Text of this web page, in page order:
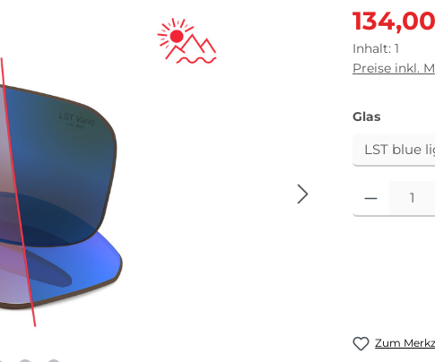
Verkaufspreis:
Inhalt: 1
Preise inkl.
Glas
Produkt
Zum